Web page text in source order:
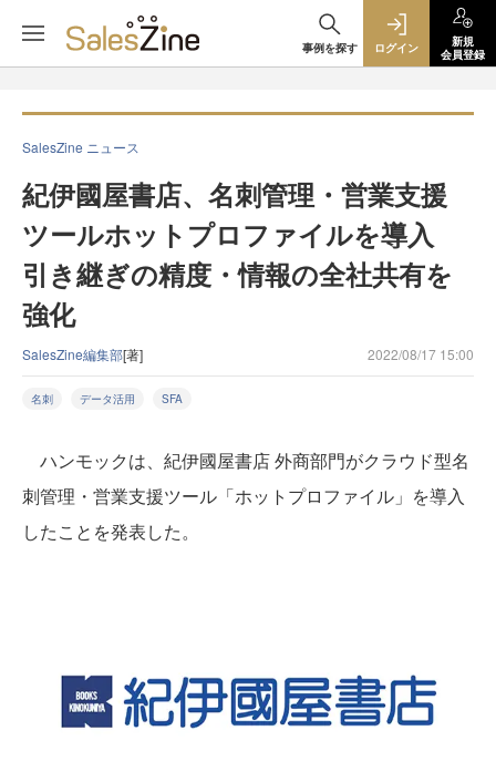
事例を探す ログイン
新規
会員登録
SalesZine ニュース
紀伊國屋書店、名刺管理・営業支援
ツールホットプロファイルを導入
引き継ぎの精度・情報の全社共有を
強化
SalesZine編集部[著] 2022/08/17 15:00
名刺 データ活用 SFA
ハンモックは、紀伊國屋書店 外商部門がクラウド型名
刺管理・営業支援ツール「ホットプロファイル」を導入
したことを発表した。